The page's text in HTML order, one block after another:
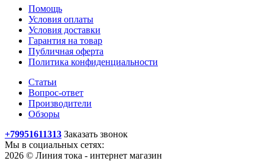
Помощь
Условия оплаты
Условия доставки
Гарантия на товар
Публичная оферта
Политика конфиденциальности
Статьи
Вопрос-ответ
Производители
Обзоры
+79951611313 Заказать звонок
Мы в социальных сетях:
2026 © Линия тока - интернет магазин